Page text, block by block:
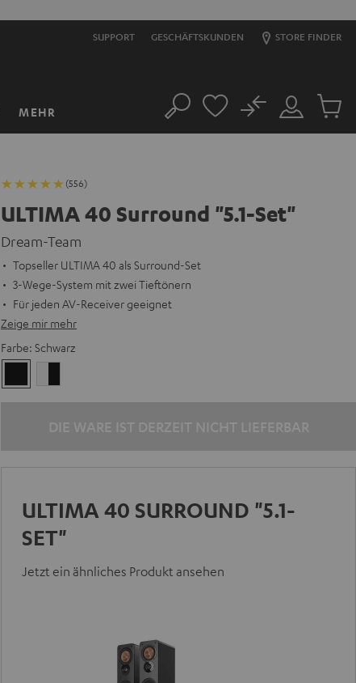
SUPPORT GESCHÄFTSKUNDEN STORE FINDER
MEHR Suche
Mein
Konto
No
Artikel
(556)
ULTIMA 40 Surround "5.1-Set"
Dream-Team
Topseller ULTIMA 40 als Surround-Set
3-Wege-System mit zwei Tieftönern
Für jeden AV-Receiver geeignet
Zeige mir mehr
Farbe: Schwarz
ULTIMA 40 SURROUND "5.1-
SET"
Jetzt ein ähnliches Produkt ansehen